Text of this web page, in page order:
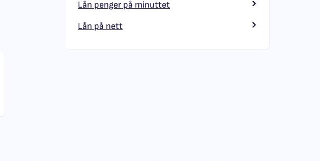
Lån penger på minuttet
Lån på nett